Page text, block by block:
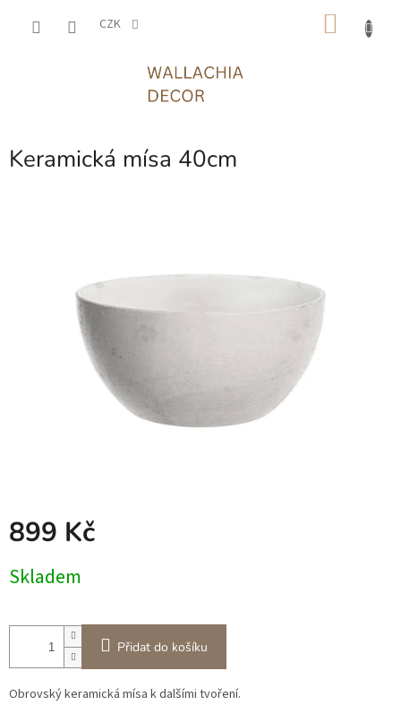
CZK
Keramická mísa 40cm
899 Kč
cena:
Skladem
Přidat do košíku
Obrovský keramická mísa k dalšími tvoření.